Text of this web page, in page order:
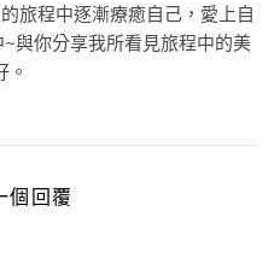
旅程中逐漸療癒自己，愛上自
與你分享我所看見旅程中的美
。
個回覆